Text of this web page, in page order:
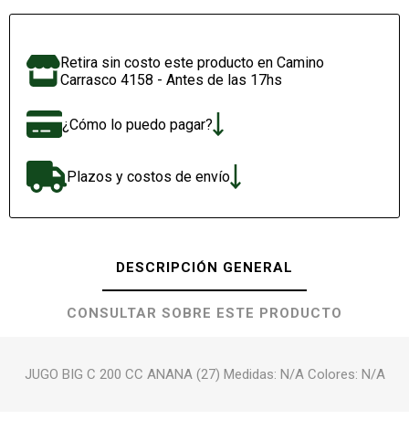
Retira sin costo este producto en Camino
Carrasco 4158 - Antes de las 17hs
¿Cómo lo puedo pagar?
Plazos y costos de envío
DESCRIPCIÓN GENERAL
CONSULTAR SOBRE ESTE PRODUCTO
JUGO BIG C 200 CC ANANA (27) Medidas: N/A Colores: N/A